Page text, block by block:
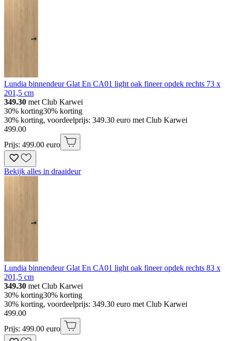
Lundia binnendeur Glat En CA01 light oak fineer opdek rechts 73 x
201,5 cm
349.30 met Club Karwei
30% korting30% korting
30% korting, voordeelprijs: 349.30 euro met Club Karwei
499.00
Prijs: 499.00 euro
Bekijk alles in draaideur
Lundia binnendeur Glat En CA01 light oak fineer opdek rechts 83 x
201,5 cm
349.30 met Club Karwei
30% korting30% korting
30% korting, voordeelprijs: 349.30 euro met Club Karwei
499.00
Prijs: 499.00 euro